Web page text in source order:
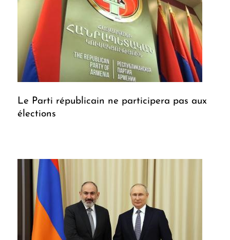
Le Parti républicain ne participera pas aux
élections